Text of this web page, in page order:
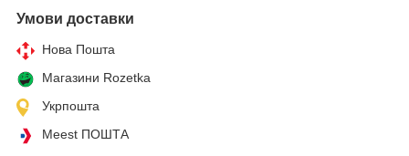
Умови доставки
Нова Пошта
Магазини Rozetka
Укрпошта
Meest ПОШТА